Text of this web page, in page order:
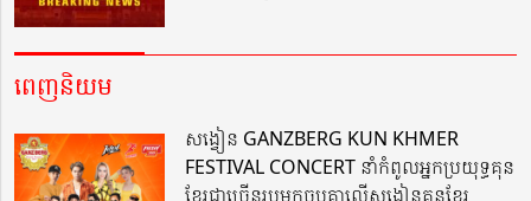
ពេញនិយម
សង្វៀន GANZBERG KUN KHMER
FESTIVAL CONCERT នាំកំពូលអ្នកប្រយុទ្ធគុន
ខ្មែរជាច្រើនរូបមកចួបគ្នាលើសង្វៀនគុនខ្មែរ